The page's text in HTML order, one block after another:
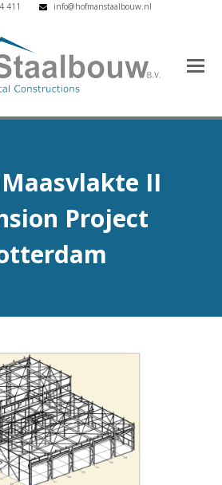
411 info@hofmanstaalbouw.nl
II
Project